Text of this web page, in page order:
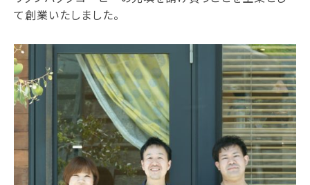
て創業いたしました。